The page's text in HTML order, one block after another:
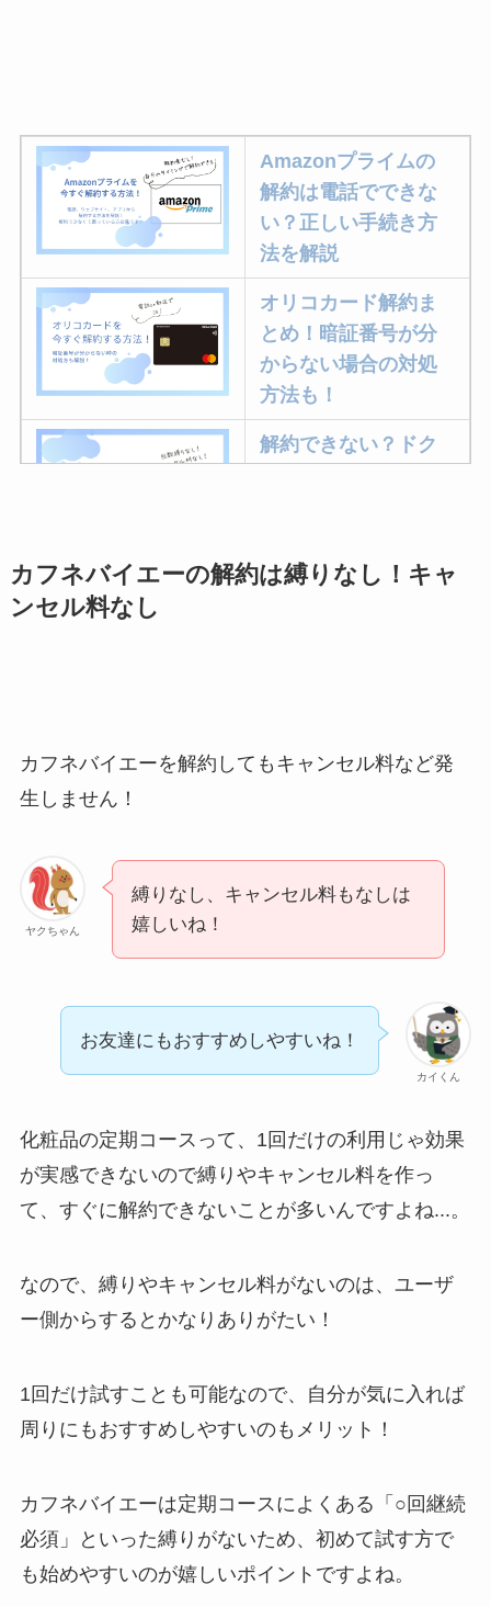
Amazonプライムの
解約は電話でできな
い？正しい手続き方
法を解説
オリコカード解約ま
とめ！暗証番号が分
からない場合の対処
方法も！
解約できない？ドク
ミュゼプラチナムの
とめ！最短手続きや
ユンス美容液の解約
まとめ！電話が繋が
Sivorune(シボルネ)
なぜ解約できない？
ニューZの解約まと
め！電話が繋がらな
解約できない？バロ
カフネバイエーの解約は縛りなし！キャ
ンセル料なし
カフネバイエーを解約してもキャンセル料など発
生しません！
ヤクちゃん
縛りなし、キャンセル料もなしは
嬉しいね！
カイくん
お友達にもおすすめしやすいね！
化粧品の定期コースって、1回だけの利用じゃ効果
が実感できないので縛りやキャンセル料を作っ
て、すぐに解約できないことが多いんですよね...。
なので、縛りやキャンセル料がないのは、ユーザ
ー側からするとかなりありがたい！
1回だけ試すことも可能なので、自分が気に入れば
周りにもおすすめしやすいのもメリット！
カフネバイエーは定期コースによくある「○回継続
必須」といった縛りがないため、初めて試す方で
も始めやすいのが嬉しいポイントですよね。